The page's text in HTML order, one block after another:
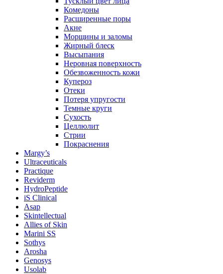
Комедоны
Расширенные поры
Акне
Морщины и заломы
Жирный блеск
Высыпания
Неровная поверхность
Обезвоженность кожи
Купероз
Отеки
Потеря упругости
Темные круги
Сухость
Целлюлит
Стрии
Покраснения
Margy’s
Ultraceuticals
Practique
Reviderm
HydroPeptide
iS Clinical
Asap
Skintellectual
Allies of Skin
Marini SS
Sothys
Arosha
Genosys
Usolab